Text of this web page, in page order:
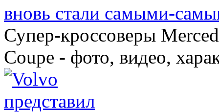
вновь стали самыми-
Супер-кроссоверы
Coupe - фото, видео,